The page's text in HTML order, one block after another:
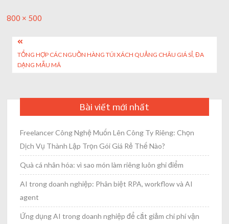
Full
800 × 500
Post
navigation
TỔNG HỢP CÁC NGUỒN HÀNG TÚI XÁCH QUẢNG CHÂU GIÁ SỈ, ĐA
DẠNG MẪU MÃ
Bài viết mới nhất
Freelancer Công Nghệ Muốn Lên Công Ty Riêng: Chọn
Dịch Vụ Thành Lập Trọn Gói Giá Rẻ Thế Nào?
Quà cá nhân hóa: vì sao món làm riêng luôn ghi điểm
AI trong doanh nghiệp: Phân biệt RPA, workflow và AI
agent
Ứng dụng AI trong doanh nghiệp để cắt giảm chi phí vận